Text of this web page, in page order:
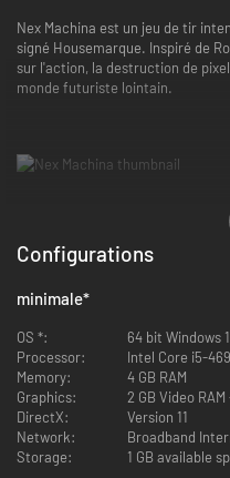
Nex Machina est un jeu de tir
signé Housemarque. Inspiré de
sur l'action, la destruction de
monde futuriste lointain.
Dans le monde de Nex Machina,
technologie à tel point qu'il leur
conscience et une intelligence
les robots sont désormais
prouver, ils comptent bien
Terre...
Housemarque, créateurs de
remonter le temps en faisant un
avec Nex Machina, le jeu de tir à
Configurations
minimale*
OS *:
64 bit Windows
Processor:
Intel Core i5-
Memory:
4 GB RAM
Graphics:
2 GB Video
DirectX:
Version 11
Network:
Broadband
Storage:
1 GB available